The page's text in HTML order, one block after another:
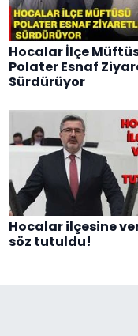
Hocalar İlçe
Polater Esnaf
Sürdürüyor
Hocalar ilçesine
söz tutuldu!